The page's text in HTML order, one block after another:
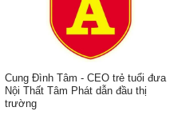
Làm ghế ngồi cho kỹ thuật
Ghế ngồi cho khách và
các tiệm nail
Ghế ngồi nhân viên quầy
Cung Đình Tâm - CEO trẻ tuổi đưa
Nội Thất Tâm Phát dẫn đầu thị
trường